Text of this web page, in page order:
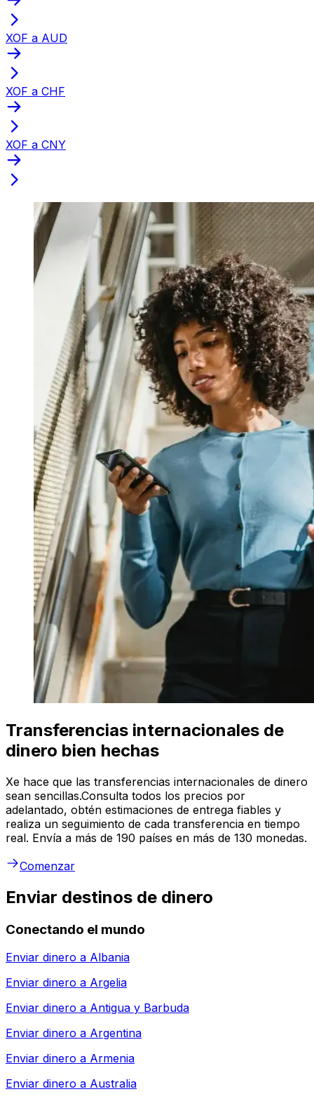
XOF a AUD
XOF a CHF
XOF a CNY
Transferencias internacionales de
dinero bien hechas
Xe hace que las transferencias internacionales de dinero
sean sencillas.Consulta todos los precios por
adelantado, obtén estimaciones de entrega fiables y
realiza un seguimiento de cada transferencia en tiempo
real. Envía a más de 190 países en más de 130 monedas.
Comenzar
Enviar destinos de dinero
Conectando el mundo
Enviar dinero a Albania
Enviar dinero a Argelia
Enviar dinero a Antigua y Barbuda
Enviar dinero a Argentina
Enviar dinero a Armenia
Enviar dinero a Australia